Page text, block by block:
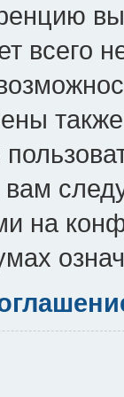
всего
вам
на